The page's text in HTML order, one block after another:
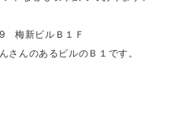
梅新ビルＢ１Ｆ
のあるビルのＢ１です。